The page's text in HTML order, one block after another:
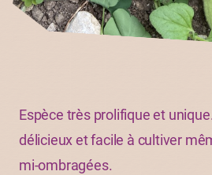
Espèce très prolifique et
délicieux et facile à cultiver
mi-ombragées.